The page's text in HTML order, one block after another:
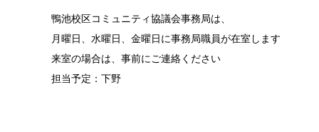
鴨池校区コミュニティ協議会事務局は、
月曜日、水曜日、金曜日に事務局職員が在室します
来室の場合は、事前にご連絡ください
担当予定：下野